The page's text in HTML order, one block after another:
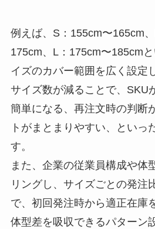
例えば、S：155cm〜165cm
175cm、L：175cm〜185cm
イズのカバー範囲を広く設定
サイズ数が減ることで、SKU
簡単になる、再注文時の判断
トがまとまりやすい、といっ
す。
また、企業の従業員構成や体
リングし、サイズごとの発注
で、初回発注時から適正在庫
体型差を吸収できるパターン